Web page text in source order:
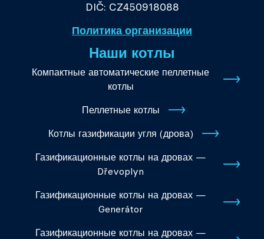
DIČ: CZ450918088
Политика организации
Наши котлы
Компактные автоматические пеллетные
котлы
Пеллетные котлы
Котлы газификации угля (дрова)
Газификационные котлы на дровах —
Dřevoplyn
Газификационные котлы на дровах —
Generátor
Газификационные котлы на дровах —